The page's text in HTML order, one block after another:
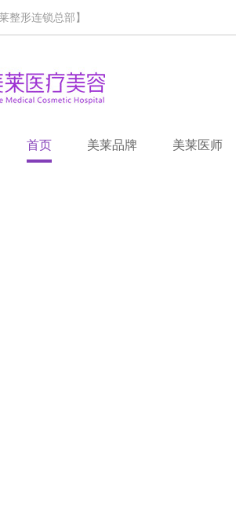
整形连锁总部】
首页 美莱品牌 美莱医师